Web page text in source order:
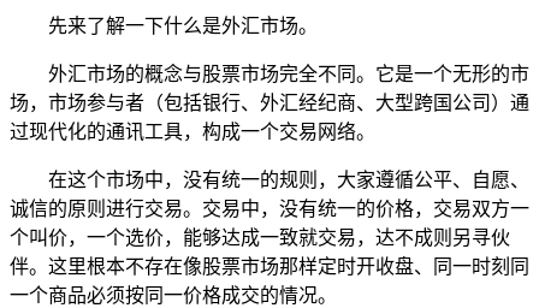
先来了解一下什么是外汇市场。
外汇市场的概念与股票市场完全不同。它是一个无形的市
场，市场参与者（包括银行、外汇经纪商、大型跨国公司）通
过现代化的通讯工具，构成一个交易网络。
在这个市场中，没有统一的规则，大家遵循公平、自愿、
诚信的原则进行交易。交易中，没有统一的价格，交易双方一
个叫价，一个选价，能够达成一致就交易，达不成则另寻伙
伴。这里根本不存在像股票市场那样定时开收盘、同一时刻同
一个商品必须按同一价格成交的情况。